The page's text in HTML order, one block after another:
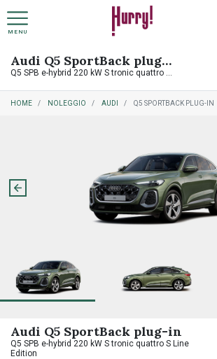
MENU
Audi Q5 SportBack plug-in
Q5 SPB e-hybrid 220 kW S tronic quattro S Line Edition
HOME NOLEGGIO AUDI Q5 SPORTBACK PLUG-IN
Audi Q5 SportBack plug-in
Q5 SPB e-hybrid 220 kW S tronic quattro S Line
Edition
NOLEGGIO A LUNGO TERMINE PRIVATI
COME FUNZIONA NOLEGGIO A LUNGO TERMINE